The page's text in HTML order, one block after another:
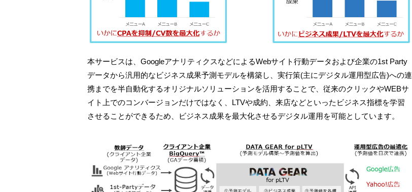
本サービスは、GoogleアナリティクスなどによるWebサイト行動データおよび企業の1st Party
データから汎用的なビジネス成果予測モデルを構築し、実行策(主にデジタル運用型広告)への連
携までを半自動化するオリジナルソリューションを活用することで、従来のクリックやWEBサ
イト上でのコンバージョンだけではなく、LTVや成約、来店などといったビジネス指標を学習
させることができるため、ビジネス成果を最大化させるデジタル運用を可能としています。